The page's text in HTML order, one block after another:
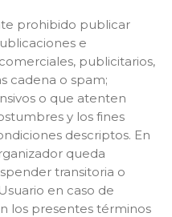
prohibido publicar
e
publicitarios,
cadena o spam;
o que atenten
y los fines
descriptos. En
queda
transitoria o
en caso de
los presentes términos